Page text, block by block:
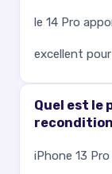
le 14 Pro
excellent
Quel est le
iPhone 13